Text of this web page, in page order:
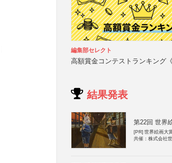
編集部セレクト
高額賞金コンテストランキング
結果発表
第22回 世界
[PR] 世界絵画大
共催：株式会社